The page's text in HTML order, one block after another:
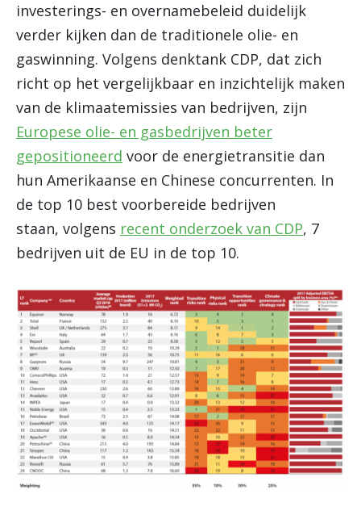
investerings- en overnamebeleid duidelijk
verder kijken dan de traditionele olie- en
gaswinning. Volgens denktank CDP, dat zich
richt op het vergelijkbaar en inzichtelijk maken
van de klimaatemissies van bedrijven, zijn
Europese olie- en gasbedrijven beter
gepositioneerd voor de energietransitie dan
hun Amerikaanse en Chinese concurrenten. In
de top 10 best voorbereide bedrijven
staan, volgens recent onderzoek van CDP, 7
bedrijven uit de EU in de top 10.